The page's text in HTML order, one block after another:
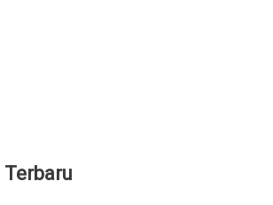
Terbaru